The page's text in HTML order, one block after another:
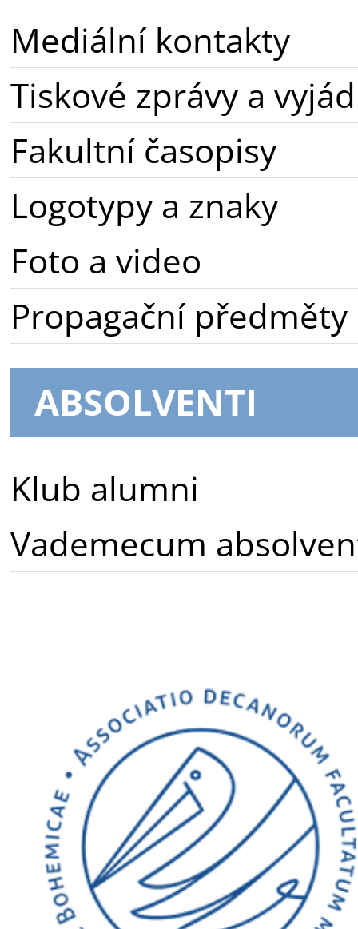
Mediální kontakty
Tiskové zprávy a
Fakultní časopisy
Logotypy a znaky
Foto a video
Propagační předměty
ABSOLVENTI
Klub alumni
Vademecum